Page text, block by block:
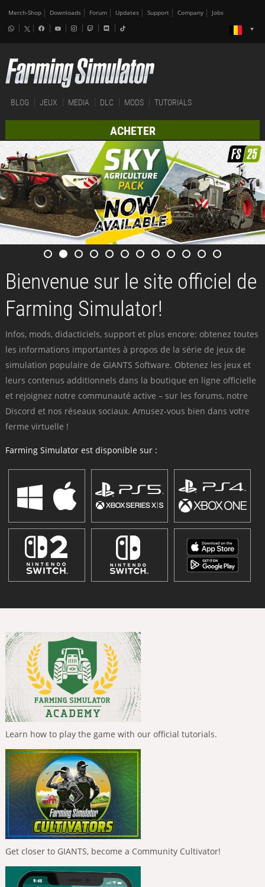
Merch-Shop Downloads Forum Updates Support Company Jobs
BLOG JEUX MEDIA DLC MODS TUTORIALS
ACHETER
Bienvenue sur le site officiel de
Farming Simulator!
Infos, mods, didacticiels, support et plus encore: obtenez toutes
les informations importantes à propos de la série de jeux de
simulation populaire de GIANTS Software. Obtenez les jeux et
leurs contenus additionnels dans la boutique en ligne officielle
et rejoignez notre communauté active – sur les forums, notre
Discord et nos réseaux sociaux. Amusez-vous bien dans votre
ferme virtuelle !
Farming Simulator est disponible sur :
Learn how to play the game with our official tutorials.
Get closer to GIANTS, become a Community Cultivator!